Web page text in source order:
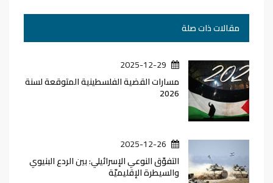
مقالات ذات صلة
2025-12-29
مسارات القضية الفلسطينية المتوقعة لسنة
2026
2025-12-26
التفوّق النوعي الإسرائيلي: بين الردع البنيوي
والسيطرة الإقليميّة